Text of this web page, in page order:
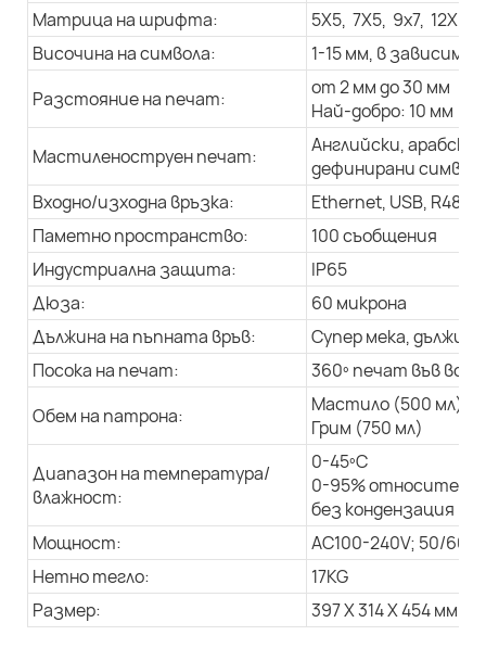
Матрица на шрифта:
5X5, 7X5, 9x7, 12X9,
Височина на символа:
1-15 мм, в
Разстояние на печат:
от 2 мм до 30 мм
Най-добро: 10 мм
Мастиленоструен печат:
Английски,
дефинирани
Входно/изходна връзка:
Ethernet, USB, R485
Паметно пространство:
100 съобщения
Индустриална защита:
IP65
Дюза:
60 микрона
Дължина на пъпната връв:
Супер мека,
Посока на печат:
360º печат във
Обем на патрона:
Мастило (500 мл)
Грим (750 мл)
Диапазон на температура/
влажност:
0-45ºC
0-95%
без кондензация
Мощност:
AC100-240V; 50/
Нетно тегло:
17KG
Размер:
397 X 314 X 454 мм